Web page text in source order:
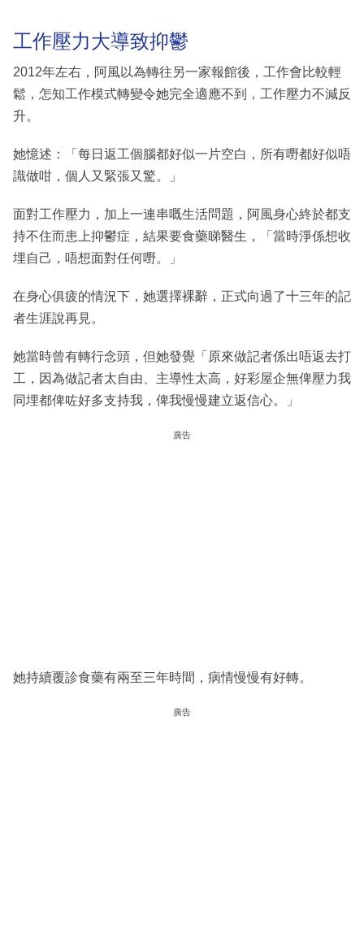
工作壓力大導致抑鬱
2012年左右，阿風以為轉往另一家報館後，工作會比較輕
鬆，怎知工作模式轉變令她完全適應不到，工作壓力不減反
升。
她憶述：「每日返工個腦都好似一片空白，所有嘢都好似唔
識做咁，個人又緊張又驚。」
面對工作壓力，加上一連串嘅生活問題，阿風身心終於都支
持不住而患上抑鬱症，結果要食藥睇醫生，「當時淨係想收
埋自己，唔想面對任何嘢。」
在身心俱疲的情況下，她選擇裸辭，正式向過了十三年的記
者生涯說再見。
她當時曾有轉行念頭，但她發覺「原來做記者係出唔返去打
工，因為做記者太自由、主導性太高，好彩屋企無俾壓力我
同埋都俾咗好多支持我，俾我慢慢建立返信心。」
廣告
她持續覆診食藥有兩至三年時間，病情慢慢有好轉。
廣告